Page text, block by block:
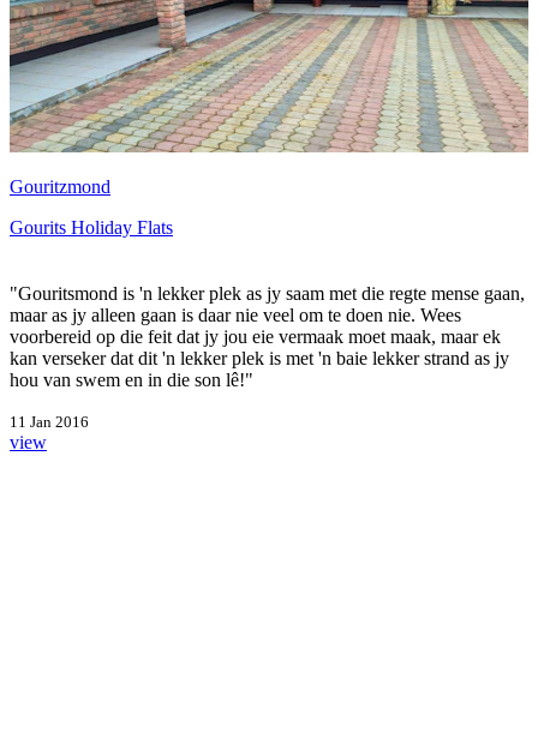
Gouritzmond
Gourits Holiday Flats
"Gouritsmond is 'n lekker plek as jy saam met die regte mense gaan,
maar as jy alleen gaan is daar nie veel om te doen nie. Wees
voorbereid op die feit dat jy jou eie vermaak moet maak, maar ek
kan verseker dat dit 'n lekker plek is met 'n baie lekker strand as jy
hou van swem en in die son lê!"
11 Jan 2016
view